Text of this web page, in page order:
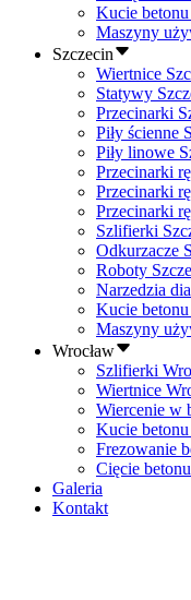
Kucie betonu
Maszyny
Szczecin
Wiertnice
Statywy
Przecinarki
Piły ścienne
Piły linowe
Przecinarki
Przecinarki
Przecinarki
Szlifierki
Odkurzacze
Roboty
Narzedzia
Kucie
Maszyny
Wrocław
Szlifierki
Wiertnice
Wiercenie w
Kucie betonu
Frezowanie
Cięcie
Galeria
Kontakt